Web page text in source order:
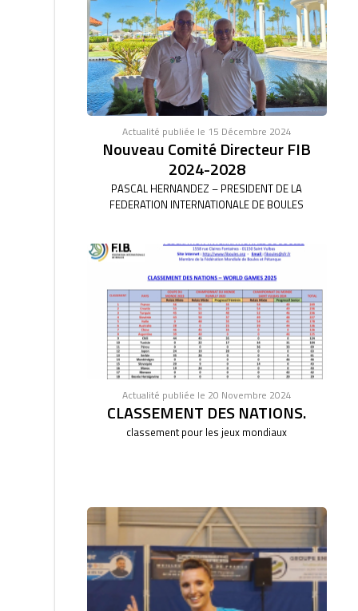
Actualité publiée le 15 Décembre 2024
Nouveau Comité Directeur FIB
2024-2028
PASCAL HERNANDEZ – PRESIDENT DE LA
FEDERATION INTERNATIONALE DE BOULES
Actualité publiée le 20 Novembre 2024
CLASSEMENT DES NATIONS.
classement pour les jeux mondiaux